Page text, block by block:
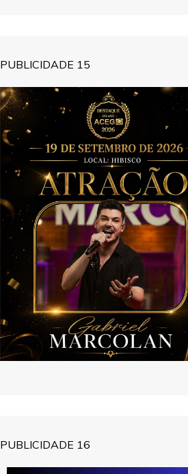
PUBLICIDADE 15
PUBLICIDADE 16